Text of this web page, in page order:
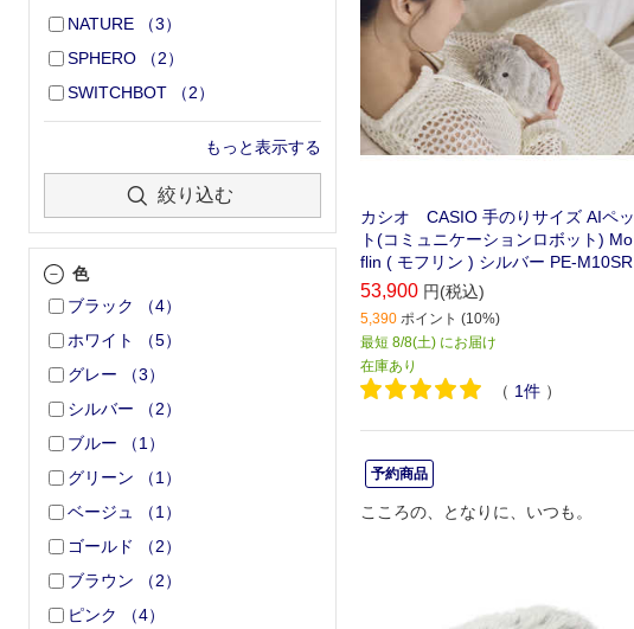
NATURE
（3）
SPHERO
（2）
SWITCHBOT
（2）
もっと表示する
絞り込む
色
ブラック
（4）
ホワイト
（5）
グレー
（3）
シルバー
（2）
ブルー
（1 ）
グリーン
（1 ）
ベージュ
（1 ）
ゴールド
（2）
ブラウン
（2）
ピンク
（4）
カシオ CASIO 手のりサイズ AIペッ
ト(コミュニケーションロボット) Mo
flin ( モフリン ) シルバー PE-M10SR
53,900 円(税込)
5,390 ポイント (10%)
最短 8/8(土) にお届け
在庫あり
（ 1件 ）
予約商品
こころの、となりに、いつも。